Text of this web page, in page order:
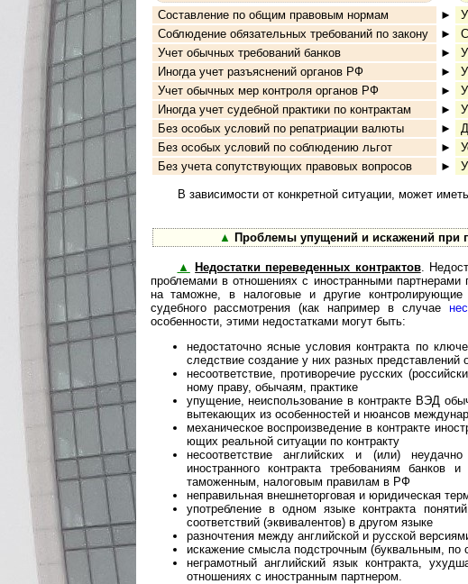
Составление по общим правовым нормам
►
Соблюдение обязательных требований по закону
►
Учет обычных требований банков
►
Иногда учет разъяснений органов РФ
►
Учет обычных мер контроля органов РФ
►
Иногда учет судебной практики по контрактам
►
Без особых условий по репатриации валюты
►
Без особых условий по соблюдению льгот
►
Без учета сопутствующих правовых вопросов
►
В зависимости от конкретной ситуации, может
▲ Проблемы упущений и искажений при
▲ Недостатки переведенных контрактов.
проблемами в отношениях с ино­стран­ны­ми партнерами
на таможне, в налоговые и другие
судебного рассмотрения (как например в случае
особенности, этими недостатками могут быть:
недостаточно ясные условия контракта по
следствие создание у них разных представлений
несоответствие, противоречие русских
но­му праву, обычаям, практике
упущение, неиспользование в контракте ВЭД
вытекающих из особенностей и нюансов
механическое воспроизведение в контракте
ю­щих реальной ситуации по контракту
несоответствие английских и (или)
иностранного контракта требованиям банков
таможенным, на­ло­го­вым правилам в РФ
неправильная внешнеторговая и юридическая
употребление в одном языке контракта
соответствий (эквивалентов) в другом языке
разночтения между английской и русской
искажение смысла подстрочным (буквальным, по
неграмотный английский язык контракта,
отношениях с иностранным партнером.